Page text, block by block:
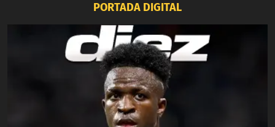
PORTADA DIGITAL